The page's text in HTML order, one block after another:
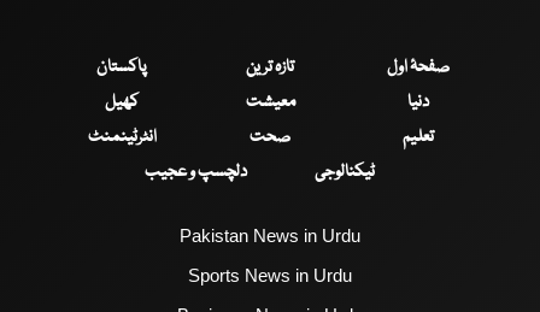
صفحۂ اول تازہ ترین
پاکستان
دنیا
معیشت
کھیل
تعلیم
صحت
انٹرٹینمنٹ
ٹیکنالوجی
دلچسپ و عجیب
Pakistan News in Urdu
Sports News in Urdu